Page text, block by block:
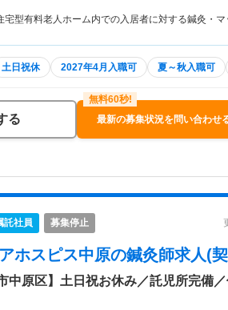
宅型有料老人ホーム内での入居者に対する鍼灸・
土日祝休 2027年4月入職可 夏～秋入職可
る 最新の募集状況を問い合わせ
託社員 募集停止
ホスピス中原の鍼灸師求人(
中原区】土日祝お休み／託児所完備